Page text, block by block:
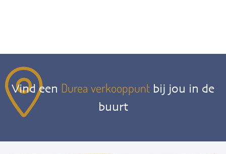
Vind een Durea verkooppunt bij jou in de
buurt